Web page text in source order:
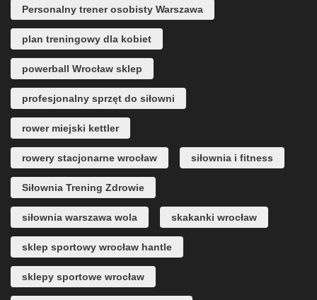
Personalny trener osobisty Warszawa
plan treningowy dla kobiet
powerball Wrocław sklep
profesjonalny sprzęt do siłowni
rower miejski kettler
rowery stacjonarne wrocław siłownia i fitness
Siłownia Trening Zdrowie
siłownia warszawa wola skakanki wrocław
sklep sportowy wrocław hantle
sklepy sportowe wrocław